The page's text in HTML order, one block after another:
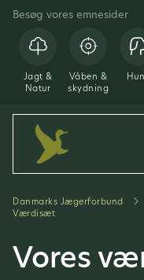
Besøg vores emnesider
Jagt &
Natur
Våben &
skydning
Danmarks Jægerforbund
Værdisæt
Vores